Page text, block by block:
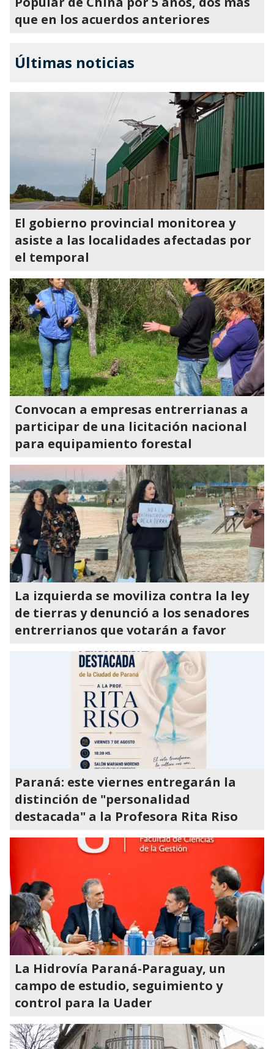
que en los acuerdos anteriores
Últimas noticias
El gobierno provincial monitorea y
asiste a las localidades afectadas por
el temporal
Convocan a empresas entrerrianas a
participar de una licitación nacional
para equipamiento forestal
La izquierda se moviliza contra la ley
de tierras y denunció a los senadores
entrerrianos que votarán a favor
Paraná: este viernes entregarán la
distinción de "personalidad
destacada" a la Profesora Rita Riso
La Hidrovía Paraná-Paraguay, un
campo de estudio, seguimiento y
control para la Uader